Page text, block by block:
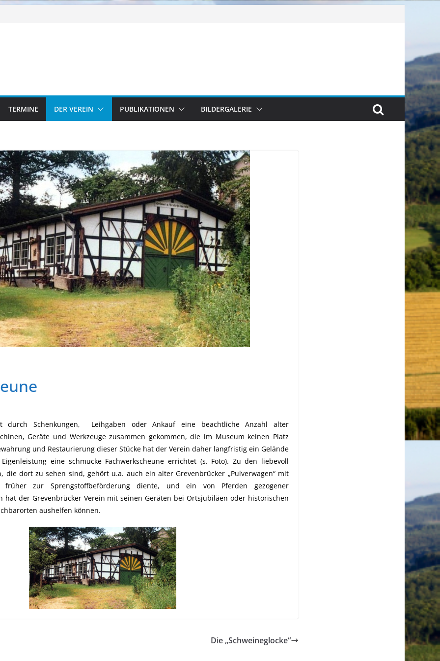
TERMINE DER VEREIN PUBLIKATIONEN BILDERGALERIE
Schenkungen, Leihgaben oder Ankauf eine beachtliche Anzahl alter
Geräte und Werkzeuge zusammen gekommen, die im Museum keinen Platz
und Restaurierung dieser Stücke hat der Verein daher langfristig ein Gelände
eine schmucke Fachwerkscheune errichtet (s. Foto). Zu den liebevoll
die dort zu sehen sind, gehört u.a. auch ein alter Grevenbrücker „Pulverwagen“ mit
früher zur Sprengstoffbeförderung diente, und ein von Pferden gezogener
hat der Grevenbrücker Verein mit seinen Geräten bei Ortsjubiläen oder historischen
aushelfen können.
Die „Schweineglocke“